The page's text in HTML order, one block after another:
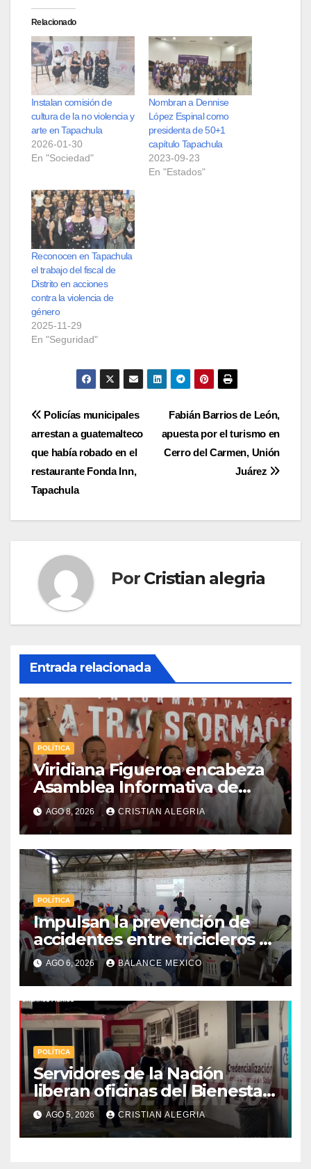
Relacionado
Instalan comisión de
cultura de la no violencia y
arte en Tapachula
2026-01-30
En "Sociedad"
Nombran a Dennise
López Espinal como
presidenta de 50+1
capítulo Tapachula
2023-09-23
En "Estados"
Reconocen en Tapachula
el trabajo del fiscal de
Distrito en acciones
contra la violencia de
género
2025-11-29
En "Seguridad"
Navegación
de
entradas
Fabián Barrios de León,
apuesta por el turismo en
Cerro del Carmen, Unión
Juárez
Policías municipales
arrestan a guatemalteco
que había robado en el
restaurante Fonda Inn,
Tapachula
Por Cristian alegria
Entrada relacionada
POLÍTICA
Viridiana Figueroa encabeza
Asamblea Informativa de
Morena en Tapachula y deja
claro: “Es tiempo de mujeres”
AGO 8, 2026 CRISTIAN ALEGRIA
POLÍTICA
Impulsan la prevención de
accidentes entre tricicleros y
mototriciclistas de Tapachula
AGO 6, 2026 BALANCE MEXICO
POLÍTICA
Servidores de la Nación
liberan oficinas del Bienestar
en Tapachula; Cielo
Nucamendi asume
delegación regional
AGO 5, 2026 CRISTIAN ALEGRIA